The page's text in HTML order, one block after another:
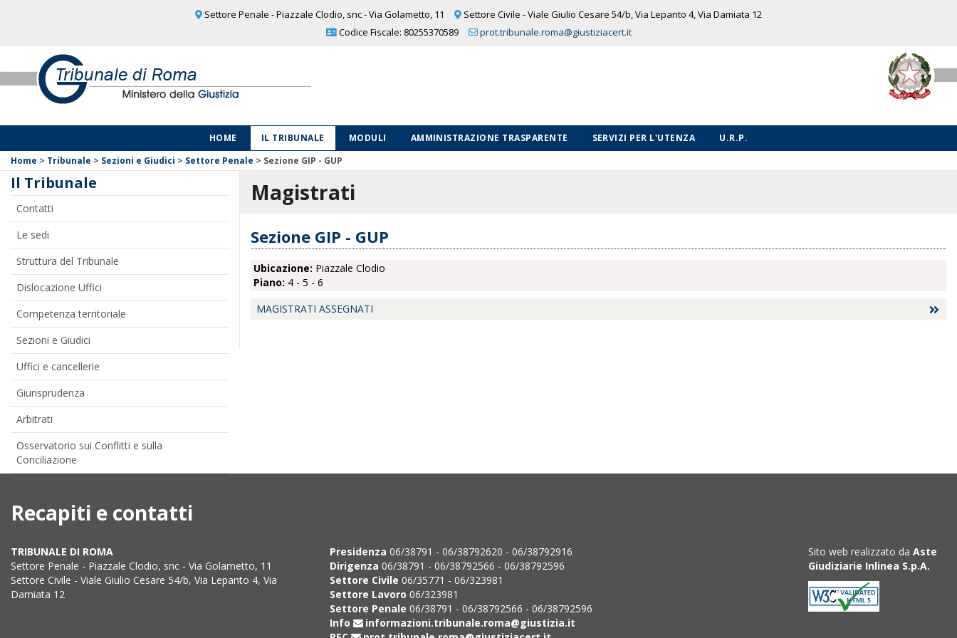
Settore Penale - Piazzale Clodio, snc - Via Golametto, 11
Settore Civile - Viale Giulio Cesare 54/b, Via Lepanto 4, Via Damiata 12
Codice Fiscale: 80255370589
prot.tribunale.roma@giustiziacert.it
HOME IL TRIBUNALE MODULI AMMINISTRAZIONE TRASPARENTE SERVIZI PER L'UTENZA
U.R.P.
Home > Tribunale > Sezioni e Giudici > Settore Penale > Sezione GIP - GUP
Il Tribunale
Contatti
Le sedi
Struttura del Tribunale
Dislocazione Uffici
Competenza territoriale
Sezioni e Giudici
Uffici e cancellerie
Giurisprudenza
Arbitrati
Osservatorio sui Conflitti e sulla
Conciliazione
Magistrati
Sezione GIP - GUP
Ubicazione: Piazzale Clodio
Piano: 4 - 5 - 6
MAGISTRATI ASSEGNATI
Recapiti e contatti
TRIBUNALE DI ROMA
Settore Penale - Piazzale Clodio, snc - Via Golametto, 11
Settore Civile - Viale Giulio Cesare 54/b, Via Lepanto 4, Via
Damiata 12
Presidenza 06/38791 - 06/38792620 - 06/38792916
Dirigenza 06/38791 - 06/38792566 - 06/38792596
Settore Civile 06/35771 - 06/323981
Settore Lavoro 06/323981
Settore Penale 06/38791 - 06/38792566 - 06/38792596
Info
informazioni.tribunale.roma@giustizia.it
Sito web realizzato da Aste
Giudiziarie Inlinea S.p.A.